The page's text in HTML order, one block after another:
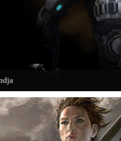
játékmagazin, az EDGE is
játékok.